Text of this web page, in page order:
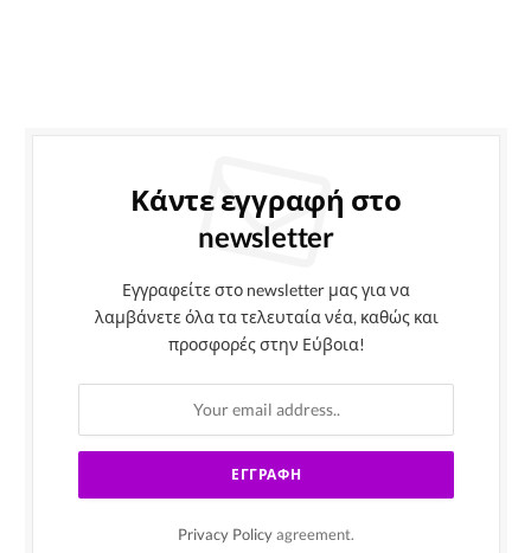
Κάντε εγγραφή στο
newsletter
Εγγραφείτε στο newsletter μας για να
λαμβάνετε όλα τα τελευταία νέα, καθώς και
προσφορές στην Εύβοια!
Privacy Policy agreement.